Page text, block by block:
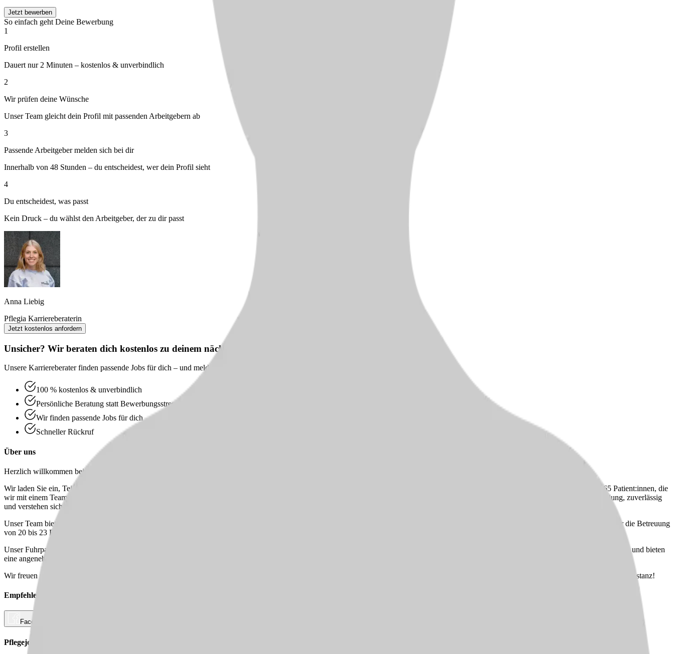
Jetzt bewerben
So einfach geht Deine Bewerbung
1
Profil erstellen
Dauert nur 2 Minuten – kostenlos & unverbindlich
2
Wir prüfen deine Wünsche
Unser Team gleicht dein Profil mit passenden Arbeitgebern ab
3
Passende Arbeitgeber melden sich bei dir
Innerhalb von 48 Stunden – du entscheidest, wer dein Profil sieht
4
Du entscheidest, was passt
Kein Druck – du wählst den Arbeitgeber, der zu dir passt
Anna Liebig
Pflegia Karriereberaterin
Jetzt kostenlos anfordern
Unsicher? Wir beraten dich kostenlos zu deinem nächsten Karriereschritt
Unsere Karriereberater finden passende Jobs für dich – und melden sich persönlich bei dir zurück.
100 % kostenlos & unverbindlich
Persönliche Beratung statt Bewerbungsstress
Wir finden passende Jobs für dich
Schneller Rückruf
Über uns
Herzlich willkommen beim ESA Pflegedienst!
Wir laden Sie ein, Teil unseres engagierten Teams in unserem ambulanten Pflegedienst in Konstanz zu werden. Seit dem 1. Mai 2023 widmen wir uns mit Leidenschaft der Pflege von 60 bis 65 Patient:innen, die
wir mit einem Team von 13 motivierten Kolleg:innen betreuen. Unsere Mitarbeiter:innen bestehen aus zwei Vollzeitkräften, zwei 80%-Kolleg:innen und mehreren Minijobber:innen – alle sind jung, zuverlässig
und verstehen sich hervorragend.
Unser Team bietet ein harmonisches Arbeitsumfeld, in dem Sie sich schnell wohlfühlen werden. Die tägliche Arbeit ist in zwei Früh- und zwei Spättouren organisiert, wobei jede:r Mitarbeiter:in für die Betreuung
von 20 bis 23 Patient:innen verantwortlich ist. Wir setzen auf Bezugstouren, um eine kontinuierliche und vertrauensvolle Beziehung zu unseren Patient:innen aufzubauen.
Unser Fuhrpark besteht aus modernen Automatikfahrzeugen der Marken Toyota Aygo und Yaris, die als Dienstwagen zur Verfügung stehen. Diese Hybridfahrzeuge unterstützen Sie bei Ihren Touren und bieten
eine angenehme Fahrweise.
Wir freuen uns darauf, Sie kennenzulernen und gemeinsam mit Ihnen die Zukunft in der ambulanten Pflege zu gestalten. Bewerben Sie sich jetzt und werden Sie Teil unseres engagierten Teams in Konstanz!
Empfehlen Sie diesen
Facebook
Pflegejobs in